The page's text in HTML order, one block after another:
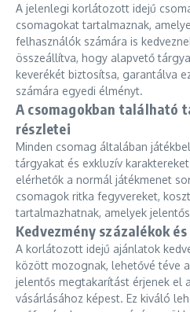
A jelenlegi korlátozott idejű
csomagokat tartalmaznak,
felhasználók számára is
összeállítva, hogy alapvető
keverékét biztosítsa, garantálva
számára egyedi élményt.
A csomagokban található
részletei
Minden csomag általában
tárgyakat és exkluzív
elérhetők a normál játékmenet
csomagok ritka fegyvereket,
tartalmazhatnak, amelyek
Kedvezmény százalékok
A korlátozott idejű ajánlatok
között mozognak, lehetővé téve
jelentős megtakarítást érjenek el
vásárlásához képest. Ez kiváló